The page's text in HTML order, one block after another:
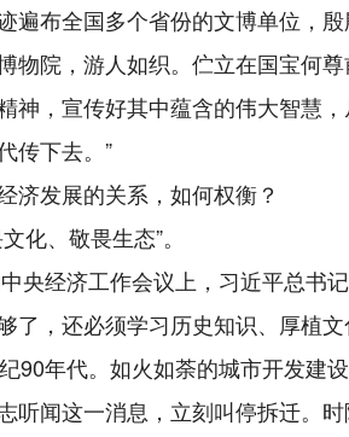
遍布全国多个省份的文博单位，
物院，游人如织。伫立在国宝何
神，宣传好其中蕴含的伟大智慧
传下去。”
济发展的关系，如何权衡？
化、敬畏生态”。
央经济工作会议上，习近平总书
了，还必须学习历史知识、厚植文
90年代。如火如荼的城市开发建
听闻这一消息，立刻叫停拆迁。时